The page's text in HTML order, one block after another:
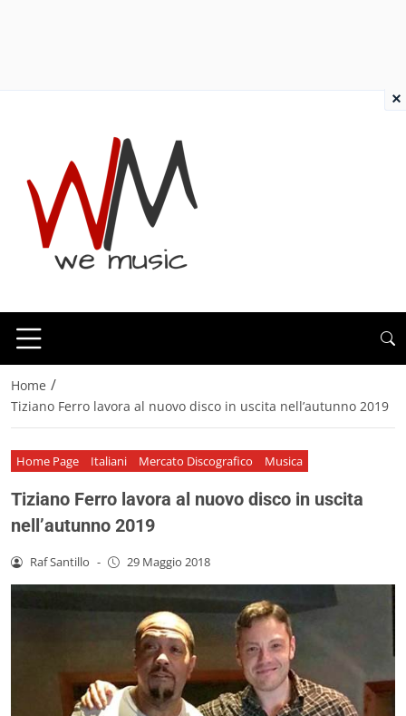
Home /
Tiziano Ferro lavora al nuovo disco in uscita nell’autunno 2019
Home Page Italiani Mercato Discografico Musica
Tiziano Ferro lavora al nuovo disco in uscita
nell’autunno 2019
Raf Santillo - 29 Maggio 2018
×